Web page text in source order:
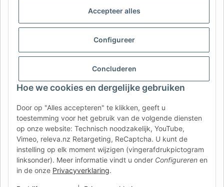
Accepteer alles
Configureer
Concluderen
Hoe we cookies en dergelijke gebruiken
Door op "Alles accepteren" te klikken, geeft u
toestemming voor het gebruik van de volgende diensten
op onze website: Technisch noodzakelijk, YouTube,
Vimeo, releva.nz Retargeting, ReCaptcha. U kunt de
instelling op elk moment wijzigen (vingerafdrukpictogram
linksonder). Meer informatie vindt u onder Configureren en
in de onze Privacyverklaring.
Uw specialist in onderdelen voor aanhangwagens | Votre
spécialiste en pièces détachées pour remorques
Contact: info@afatek.com
AFATEK INTERNATIONAL – SELECT REGION & LANGUAGE | KIES
CH (DE)
CH (IT) BE (NL) BE (FR)
FR IT ES DK PL
UK NZ USA MX PT
SE FI CZ HU SK